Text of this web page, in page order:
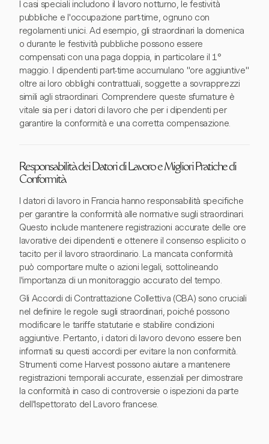
I casi speciali includono il lavoro notturno, le festività
pubbliche e l'occupazione part-time, ognuno con
regolamenti unici. Ad esempio, gli straordinari la domenica
o durante le festività pubbliche possono essere
compensati con una paga doppia, in particolare il 1°
maggio. I dipendenti part-time accumulano "ore aggiuntive"
oltre ai loro obblighi contrattuali, soggette a sovrapprezzi
simili agli straordinari. Comprendere queste sfumature è
vitale sia per i datori di lavoro che per i dipendenti per
garantire la conformità e una corretta compensazione.
Responsabilità dei Datori di Lavoro e Migliori Pratiche di
Conformità
I datori di lavoro in Francia hanno responsabilità specifiche
per garantire la conformità alle normative sugli straordinari.
Questo include mantenere registrazioni accurate delle ore
lavorative dei dipendenti e ottenere il consenso esplicito o
tacito per il lavoro straordinario. La mancata conformità
può comportare multe o azioni legali, sottolineando
l'importanza di un monitoraggio accurato del tempo.
Gli Accordi di Contrattazione Collettiva (CBA) sono cruciali
nel definire le regole sugli straordinari, poiché possono
modificare le tariffe statutarie e stabilire condizioni
aggiuntive. Pertanto, i datori di lavoro devono essere ben
informati su questi accordi per evitare la non conformità.
Strumenti come Harvest possono aiutare a mantenere
registrazioni temporali accurate, essenziali per dimostrare
la conformità in caso di controversie o ispezioni da parte
dell'Ispettorato del Lavoro francese.